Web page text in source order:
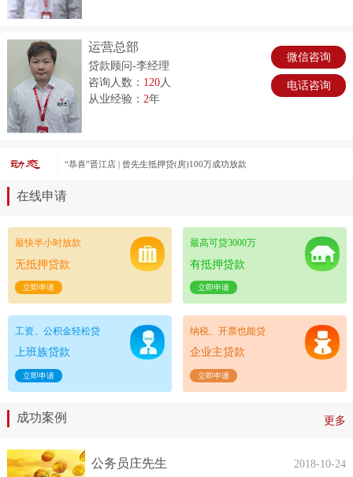
运营总部
贷款顾问-李经理
咨询人数： 120人
从业经验： 2年
微信咨询
电话咨询
“恭喜”晋江店 | 曾先生抵押贷(房)100万成功放款
在线申请
最快半小时放款
无抵押贷款
立即申请
最高可贷3000万
有抵押贷款
立即申请
工资、公积金轻松贷
上班族贷款
立即申请
纳税、开票也能贷
企业主贷款
立即申请
成功案例 更多
公务员庄先生
2018-10-24